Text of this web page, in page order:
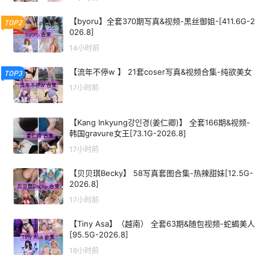
TOP2
【byoru】全套370期写真&视频-黑丝御姐-[411.6G-2
026.8]
14小时前
TOP3 【流年不停w 】 21套coser写真&视频合集-纯欲美女
17小时前
【Kang Inkyung강인경(姜仁卿)】 全套166期&视频-
韩国gravure女王[73.1G-2026.8]
17小时前
【贝贝琪Becky】 58写真套图合集-热辣甜妹[12.5G-
2026.8]
17小时前
【Tiny Asa】（越南） 全套63期&随包视频-蛇蝎美人
[95.5G-2026.8]
18小时前